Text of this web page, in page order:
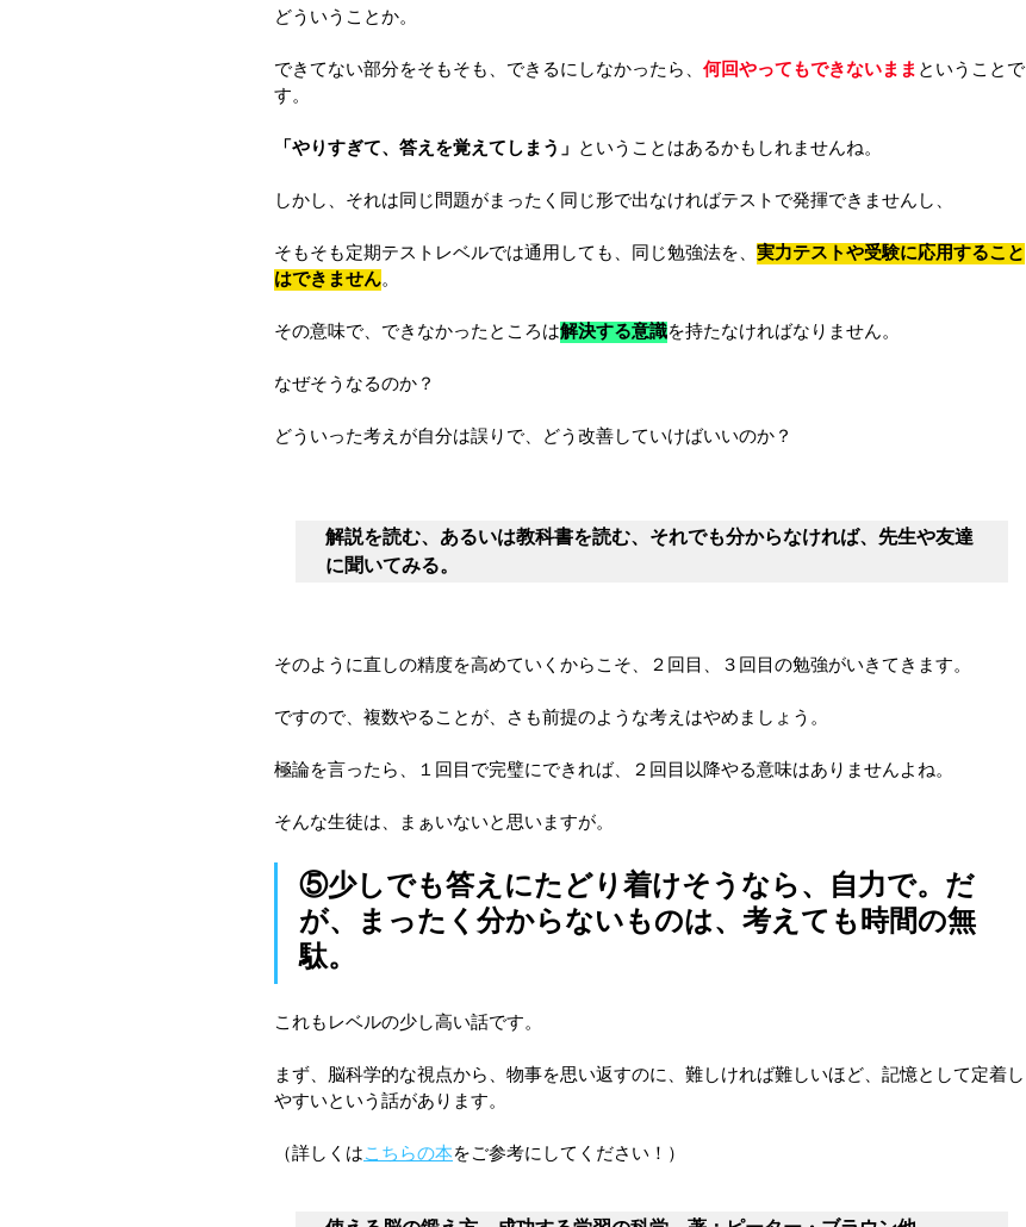
どういうことか。
できてない部分をそもそも、できるにしなかったら、 何回やってもできないまま ということで
す。
「やりすぎて、答えを覚えてしまう」 ということはあるかもしれませんね。
しかし、それは同じ問題がまったく同じ形で出なければテストで発揮できませんし、
そもそも定期テストレベルでは通用しても、同じ勉強法を、 実力テストや受験に応用すること
はできません。
その意味で、できなかったところは解決する意識を持たなければなりません。
なぜそうなるのか？
どういった考えが自分は誤りで、どう改善していけばいいのか？
解説を読む、あるいは教科書を読む、それでも分からなければ、先生や友達
に聞いてみる。
そのように直しの精度を高めていくからこそ、２回目、３回目の勉強がいきてきます。
ですので、複数やることが、さも前提のような考えはやめましょう。
極論を言ったら、１回目で完璧にできれば、２回目以降やる意味はありませんよね。
そんな生徒は、まぁいないと思いますが。
⑤少しでも答えにたどり着けそうなら、自力で。だ
が、まったく分からないものは、考えても時間の無
駄。
これもレベルの少し高い話です。
まず、脳科学的な視点から、物事を思い返すのに、難しければ難しいほど、記憶として定着し
やすいという話があります。
（詳しくはこちらの本をご参考にしてください！）